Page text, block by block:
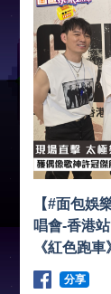
【#面包娛
唱會-香港
《紅色跑
分享